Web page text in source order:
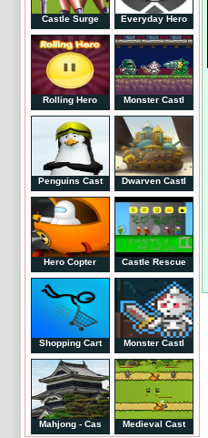
Everyday Hero
Castle Surge
Monster Castl
Rolling Hero
Dwarven Castl
Penguins Cast
Castle Rescue
Hero Copter
Monster Castl
Shopping Cart
Medieval Cast
Mahjong - Cas